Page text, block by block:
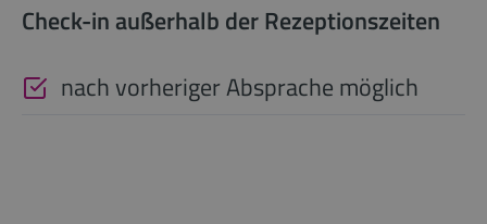
Check-in außerhalb der Rezeptionszeiten
nach vorheriger Absprache möglich